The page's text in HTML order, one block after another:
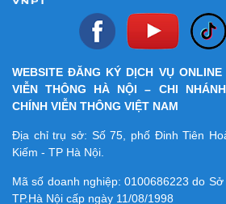
WEBSITE ĐĂNG KÝ DỊCH VỤ
VIỄN THÔNG HÀ NỘI – CHI
CHÍNH VIỄN THÔNG VIỆT NAM
Địa chỉ trụ sở: Số 75, phố Đinh Tiên
Kiếm - TP Hà Nội.
Mã số doanh nghiệp:0100686223 do Sở
TP.Hà Nội cấp ngày 11/08/1998